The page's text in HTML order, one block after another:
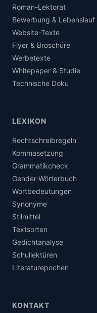
Roman-Lektorat
Bewerbung & Lebenslauf
Website-Texte
Flyer & Broschüre
Werbetexte
Whitepaper & Studie
Technische Doku
LEXIKON
Rechtschreibregeln
Kommasetzung
Grammatikcheck
Gender-Wörterbuch
Wortbedeutungen
Synonyme
Stilmittel
Textsorten
Gedichtanalyse
Schullektüren
Literaturepochen
KONTAKT